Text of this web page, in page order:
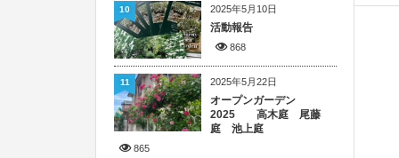
2025年5月10日
活動報告
868
10
2025年5月22日
オープンガーデン
2025 高木庭 尾藤
庭 池上庭
865
11